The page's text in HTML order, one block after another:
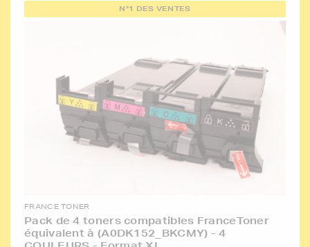
N°1 DES VENTES
FRANCE TONER
Pack de 4 toners compatibles FranceToner
équivalent à (A0DK152_BKCMY) - 4